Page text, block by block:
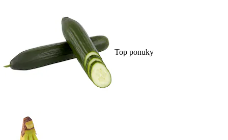
Top ponuky